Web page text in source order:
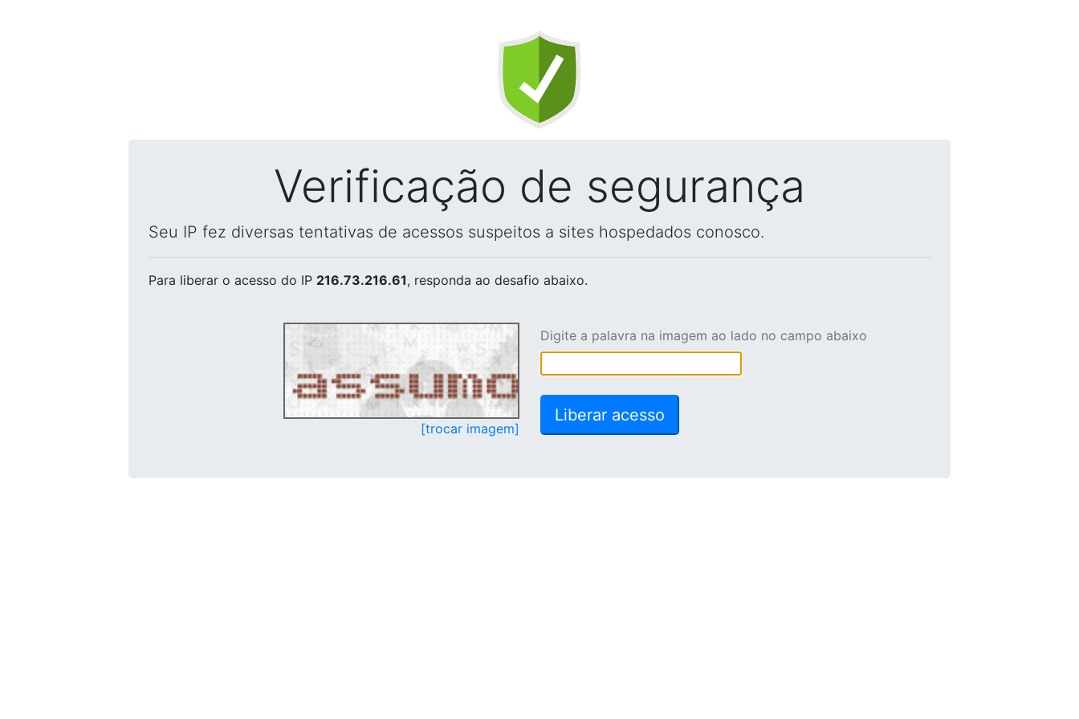
Verificação de segurança
Seu IP fez diversas tentativas de acessos suspeitos a sites hospedados conosco.
Para liberar o acesso do IP 216.73.216.61, responda ao desafio abaixo.
[trocar imagem]
Digite a palavra na imagem ao lado no campo abaixo